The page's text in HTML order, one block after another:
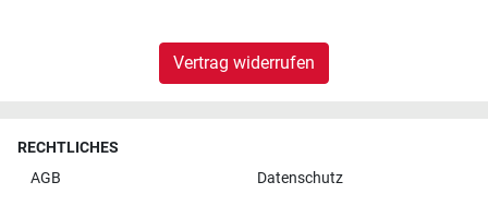
Vertrag widerrufen
RECHTLICHES
AGB
Datenschutz